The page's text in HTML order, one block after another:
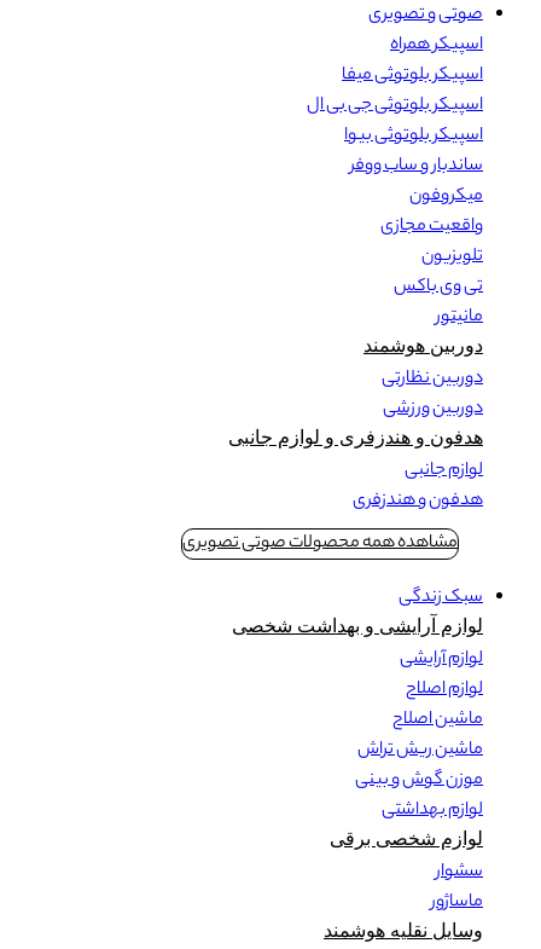
صوتی و تصویری
اسپیکر همراه
اسپیکر بلوتوثی میفا
اسپیکر بلوتوثی جی بی ال
اسپیکر بلوتوثی بیوا
ساندبار و ساب ووفر
میکروفون
واقعیت مجازی
تلویزیون
تی وی باکس
مانیتور
دوربین هوشمند
دوربین نظارتی
دوربین ورزشی
هدفون و هندزفری و لوازم جانبی
لوازم جانبی
هدفون و هندزفری
مشاهده همه محصولات صوتی تصویری
سبک زندگی
لوازم آرایشی و بهداشت شخصی
لوازم آرایشی
لوازم اصلاح
ماشین اصلاح
ماشین ریش تراش
موزن گوش و بینی
لوازم بهداشتی
لوازم شخصی برقی
سشوار
ماساژور
وسایل نقلیه هوشمند